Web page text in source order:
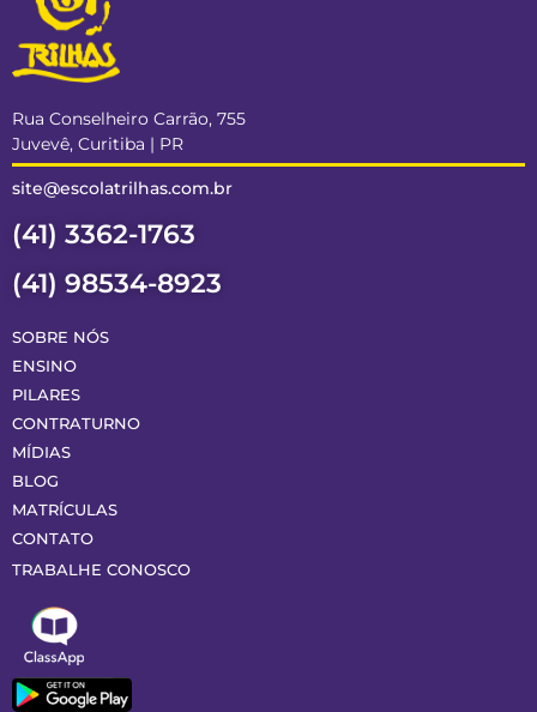
Rua Conselheiro Carrão, 755
Juvevê, Curitiba | PR
site@escolatrilhas.com.br
(41) 3362-1763
(41) 98534-8923
SOBRE NÓS
ENSINO
PILARES
CONTRATURNO
MÍDIAS
BLOG
MATRÍCULAS
CONTATO
TRABALHE CONOSCO